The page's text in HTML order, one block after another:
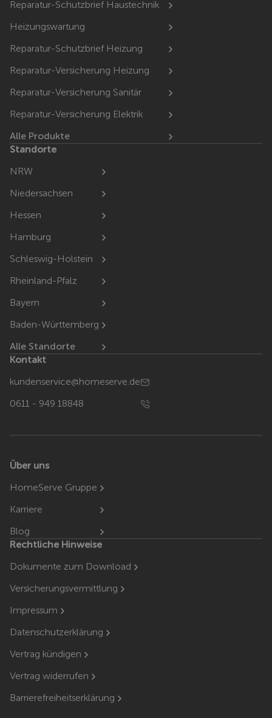
Reparatur-Schutzbrief Haustechnik
Heizungswartung
Reparatur-Schutzbrief Heizung
Reparatur-Versicherung Heizung
Reparatur-Versicherung Sanitär
Reparatur-Versicherung Elektrik
Alle Produkte
Standorte
NRW
Niedersachsen
Hessen
Hamburg
Schleswig-Holstein
Rheinland-Pfalz
Bayern
Baden-Württemberg
Alle Standorte
Kontakt
kundenservice@homeserve.de
0611 - 949 18848
Über uns
HomeServe Gruppe
Karriere
Blog
Rechtliche Hinweise
Dokumente zum Download
Versicherungsvermittlung
Impressum
Datenschutzerklärung
Vertrag kündigen
Vertrag widerrufen
Barrierefreiheitserklärung